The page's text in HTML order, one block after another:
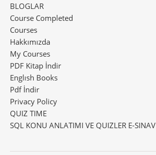
BLOGLAR
Course Completed
Courses
Hakkımızda
My Courses
PDF Kitap İndir
Englısh Books
Pdf İndir
Privacy Policy
QUIZ TIME
SQL KONU ANLATIMI VE QUIZLER E-SINAV